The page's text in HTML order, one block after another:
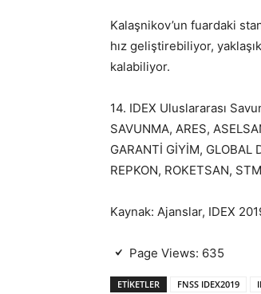
Kalaşnikov’un fuardaki
hız geliştirebiliyor,
kalabiliyor.
14. IDEX Uluslararası
SAVUNMA, ARES,
GARANTİ GİYİM, GLOBAL
REPKON, ROKETSAN,
Kaynak: Ajanslar, IDEX
Page Views: 635
ETIKETLER FNSS IDEX2019